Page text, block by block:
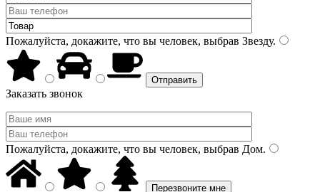
Пожалуйста, докажите, что вы человек, выбрав Звезду.
Заказать звонок
Пожалуйста, докажите, что вы человек, выбрав Дом.